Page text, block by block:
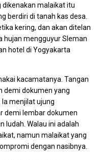
malaikat itu
berdiri di tanah kas desa.
kering, dan akan ditelan
hujan mengguyur Sleman
hotel di Yogyakarta
kacamatanya. Tangan
demi dokumen yang
menjilat ujung
demi lembar dokumen
ludah. Walau ini adalah
namun malaikat yang
dengan nasibnya.